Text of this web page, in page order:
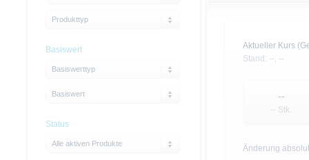
Aktueller Kurs
Stand: --, --
--
-- Stk.
Änderung absolut
Produkttyp
Basiswert
Basiswerttyp
Basiswert
Status
Alle aktiven Produkte